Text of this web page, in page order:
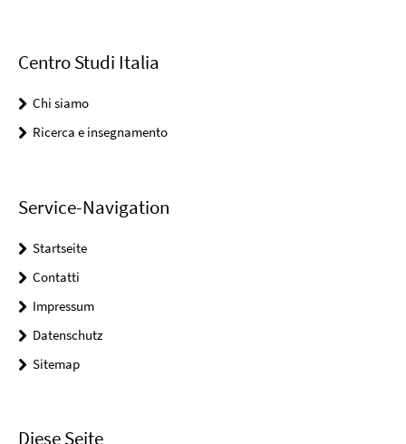
Centro Studi Italia
Chi siamo
Ricerca e insegnamento
Service-Navigation
Startseite
Contatti
Impressum
Datenschutz
Sitemap
Diese Seite